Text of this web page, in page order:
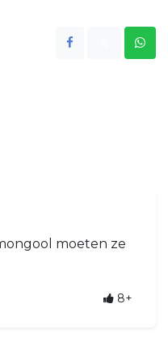
moeten ze
8+